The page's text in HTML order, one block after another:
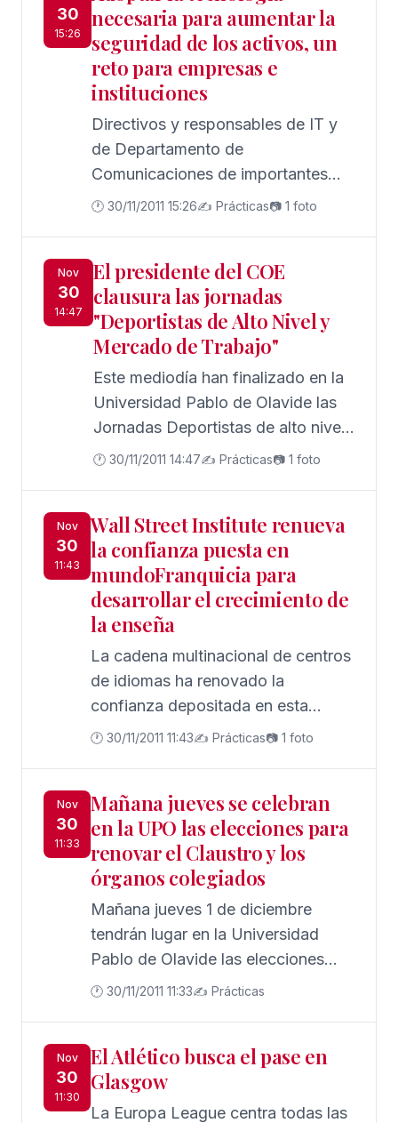
Lozano, en el que se muestra la
vida de cinco mujeres que
practican deporte paralímpico de
alto nivel. Será en La 2 el próximo
sábado a las 21 horas.
30
15:26
necesaria para aumentar la
seguridad de los activos, un
reto para empresas e
instituciones
Directivos y responsables de IT y
de Departamento de
Comunicaciones de importantes
empresas y entidades se han dado
con Exclusive Networks y con el
apoyo del COITAOC
🕐 30/11/2011 15:26✍️ Prácticas📷 1 foto
Nov
30
14:47
El presidente del COE
clausura las jornadas
"Deportistas de Alto Nivel y
Mercado de Trabajo"
Este mediodía han finalizado en la
Universidad Pablo de Olavide las
Jornadas Deportistas de alto nivel
y mercado de trabajo, organizadas
Pablo de Olavide, la Fundación
Adecco y el Observatorio del Tenis
Español.
🕐 30/11/2011 14:47✍️ Prácticas📷 1 foto
Nov
30
11:43
Wall Street Institute renueva
la confianza puesta en
mundoFranquicia para
desarrollar el crecimiento de
la enseña
La cadena multinacional de centros
de idiomas ha renovado la
confianza depositada en esta
consultoría el año pasado y busca
habla no inglesa en Europa, Asia,
África, Medio Oriente y América
Latina, donde hay 428 centros de
capacitación en la lengua inglesa.
🕐 30/11/2011 11:43✍️ Prácticas📷 1 foto
Nov
30
11:33
Mañana jueves se celebran
en la UPO las elecciones para
renovar el Claustro y los
órganos colegiados
Mañana jueves 1 de diciembre
tendrán lugar en la Universidad
Pablo de Olavide las elecciones
para la renovación del Claustro,
🕐 30/11/2011 11:33✍️ Prácticas
Nov
30
11:30
El Atlético busca el pase en
Glasgow
La Europa League centra todas las